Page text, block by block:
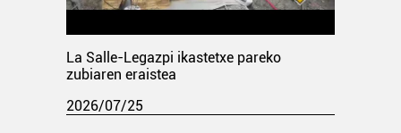
La Salle-Legazpi ikastetxe pareko
zubiaren eraistea
2026/07/25